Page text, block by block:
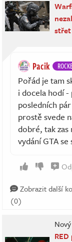
Pacik
Pořád je tam
i docela hodí -
posledních
prostě svede
dobré, tak
vydání GTA
Zobrazit další
(0)